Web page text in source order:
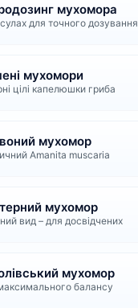
мухомора
для точного дозування
мухомори
цілі капелюшки гриба
мухомор
Amanita muscaria
мухомор
вид – для досвідчених
мухомор
балансу